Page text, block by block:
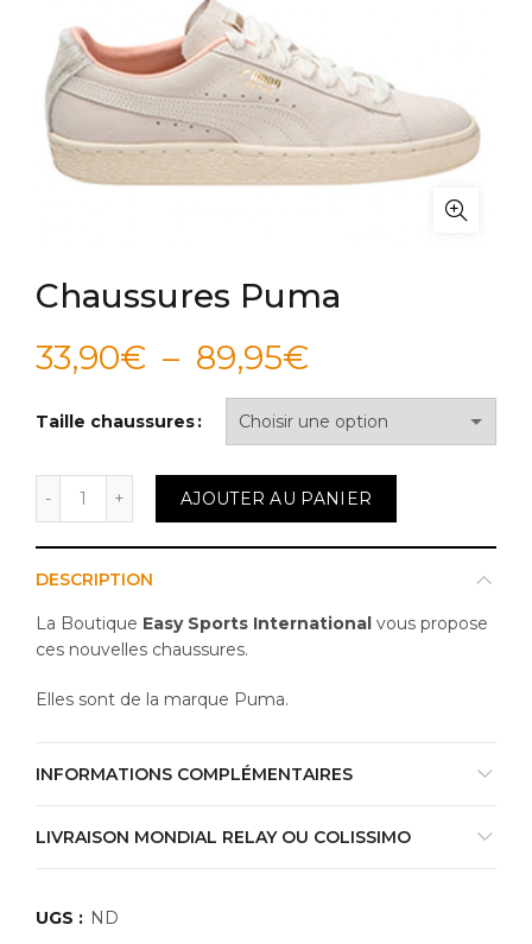
Chaussures Puma
33,90€ – 89,95€Plage
de
33,90€
89,95€
Taille chaussures
quantité de Chaussures Puma
AJOUTER AU PANIER
DESCRIPTION
La Boutique Easy Sports International vous propose
ces nouvelles chaussures.
Elles sont de la marque Puma.
INFORMATIONS COMPLÉMENTAIRES
LIVRAISON MONDIAL RELAY OU COLISSIMO
UGS : ND